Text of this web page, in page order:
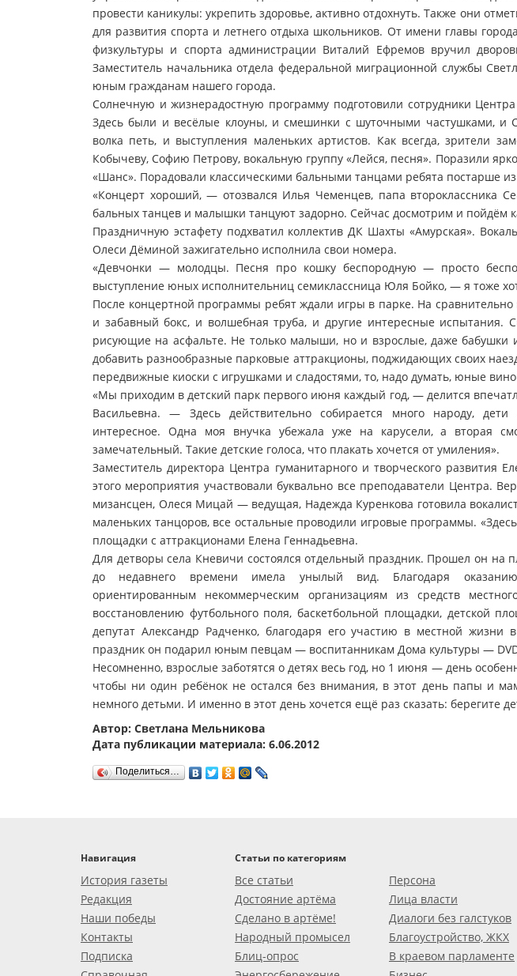
провести каникулы: укрепить здоровье, активно отдохнуть. Также они
для развития спорта и летнего отдыха школьников. От имени главы
физкультуры и спорта администрации Виталий Ефремов вручил
Заместитель начальника отдела федеральной миграционной службы
юным гражданам нашего города.
Солнечную и жизнерадостную программу подготовили сотрудники
Здесь были и весёлые клоуны, и смешинки с шуточными частушками, и
волка петь, и выступления маленьких артистов. Как всегда, зрители
Кобычеву, Софию Петрову, вокальную группу «Лейся, песня». Поразили
«Шанс». Порадовали классическими бальными танцами ребята постарше
«Концерт хороший, — отозвался Илья Чеменцев, папа второклассника
бальных танцев и малышки танцуют задорно. Сейчас досмотрим и пойдём
Праздничную эстафету подхватил коллектив ДК Шахты «Амурская».
Олеси Дёминой зажигательно исполнила свои номера.
«Девчонки — молодцы. Песня про кошку беспородную — просто
выступление юных исполнительниц семиклассница Юля Бойко, — я тоже
После концертной программы ребят ждали игры в парке. На
и забавный бокс, и волшебная труба, и другие интересные испытания.
рисующие на асфальте. Не только малыши, но и взрослые, даже бабушки
добавить разнообразные парковые аттракционы, поджидающих своих
передвижные киоски с игрушками и сладостями, то, надо думать, юные
«Мы приходим в детский парк первого июня каждый год, — делится
Васильевна. — Здесь действительно собирается много народу,
интересное. Одна моя внучка убежала уже на карусели, а вторая
замечательный. Такие детские голоса, что плакать хочется от умиления».
Заместитель директора Центра гуманитарного и творческого развития
этого мероприятия участвовали буквально все преподаватели Центра.
мизансцен, Олеся Мицай — ведущая, Надежда Куренкова готовила
маленьких танцоров, все остальные проводили игровые программы.
площадки с аттракционами Елена Геннадьевна.
Для детворы села Кневичи состоялся отдельный праздник. Прошел он на
до недавнего времени имела унылый вид. Благодаря
ориентированным некоммерческим организациям из средств
восстановлению футбольного поля, баскетбольной площадки, детской
депутат Александр Радченко, благодаря его участию в местной жизни
праздник он подарил юным певцам — воспитанникам Дома культуры —
Несомненно, взрослые заботятся о детях весь год, но 1 июня — день
чтобы ни один ребёнок не остался без внимания, в этот день папы и
немного детьми. И именно в этот день хочется ещё раз сказать: берегите
Автор: Светлана Мельникова
Дата публикации материала: 6.06.2012
Поделиться…
Навигация
История газеты
Редакция
Наши победы
Контакты
Подписка
Статьи по категориям
Все статьи
Достояние артёма
Сделано в артёме!
Народный промысел
Блиц-опрос
Персона
Лица власти
Диалоги без галстуков
Благоустройство, ЖКХ
В краевом парламенте